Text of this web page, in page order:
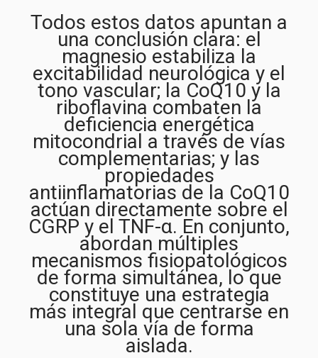
Todos estos datos apuntan a
una conclusión clara: el
magnesio estabiliza la
excitabilidad neurológica y el
tono vascular; la CoQ10 y la
riboflavina combaten la
deficiencia energética
mitocondrial a través de vías
complementarias; y las
propiedades
antiinflamatorias de la CoQ10
actúan directamente sobre el
CGRP y el TNF-α. En conjunto,
abordan múltiples
mecanismos fisiopatológicos
de forma simultánea, lo que
constituye una estrategia
más integral que centrarse en
una sola vía de forma
aislada.